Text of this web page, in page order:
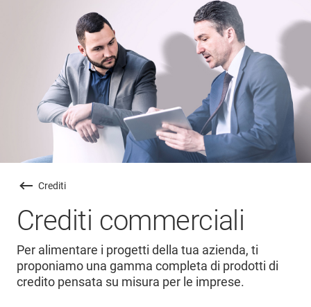
Crediti
Crediti commerciali
Per alimentare i progetti della tua azienda, ti
proponiamo una gamma completa di prodotti di
credito pensata su misura per le imprese.